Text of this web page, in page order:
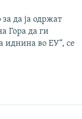
да ја одржат
Гора да ги
иднина во ЕУ“, се